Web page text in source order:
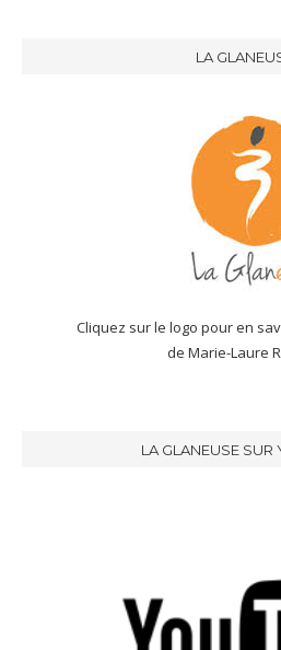
LA
Cliquez sur le logo pour en
de Marie-Laure
LA GLANEUSE SUR